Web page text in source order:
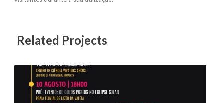
Related Projects